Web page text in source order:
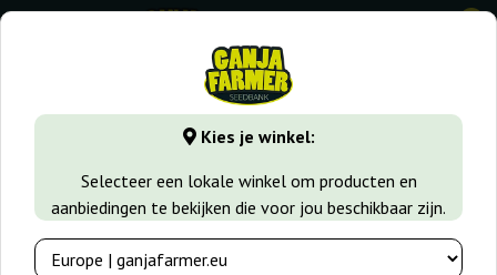
Kies je winkel:
Selecteer een lokale winkel om producten en
aanbiedingen te bekijken die voor jou beschikbaar zijn.
0
GanjaFarmer.nl Wiet soorten Blueberry Cheese Berry